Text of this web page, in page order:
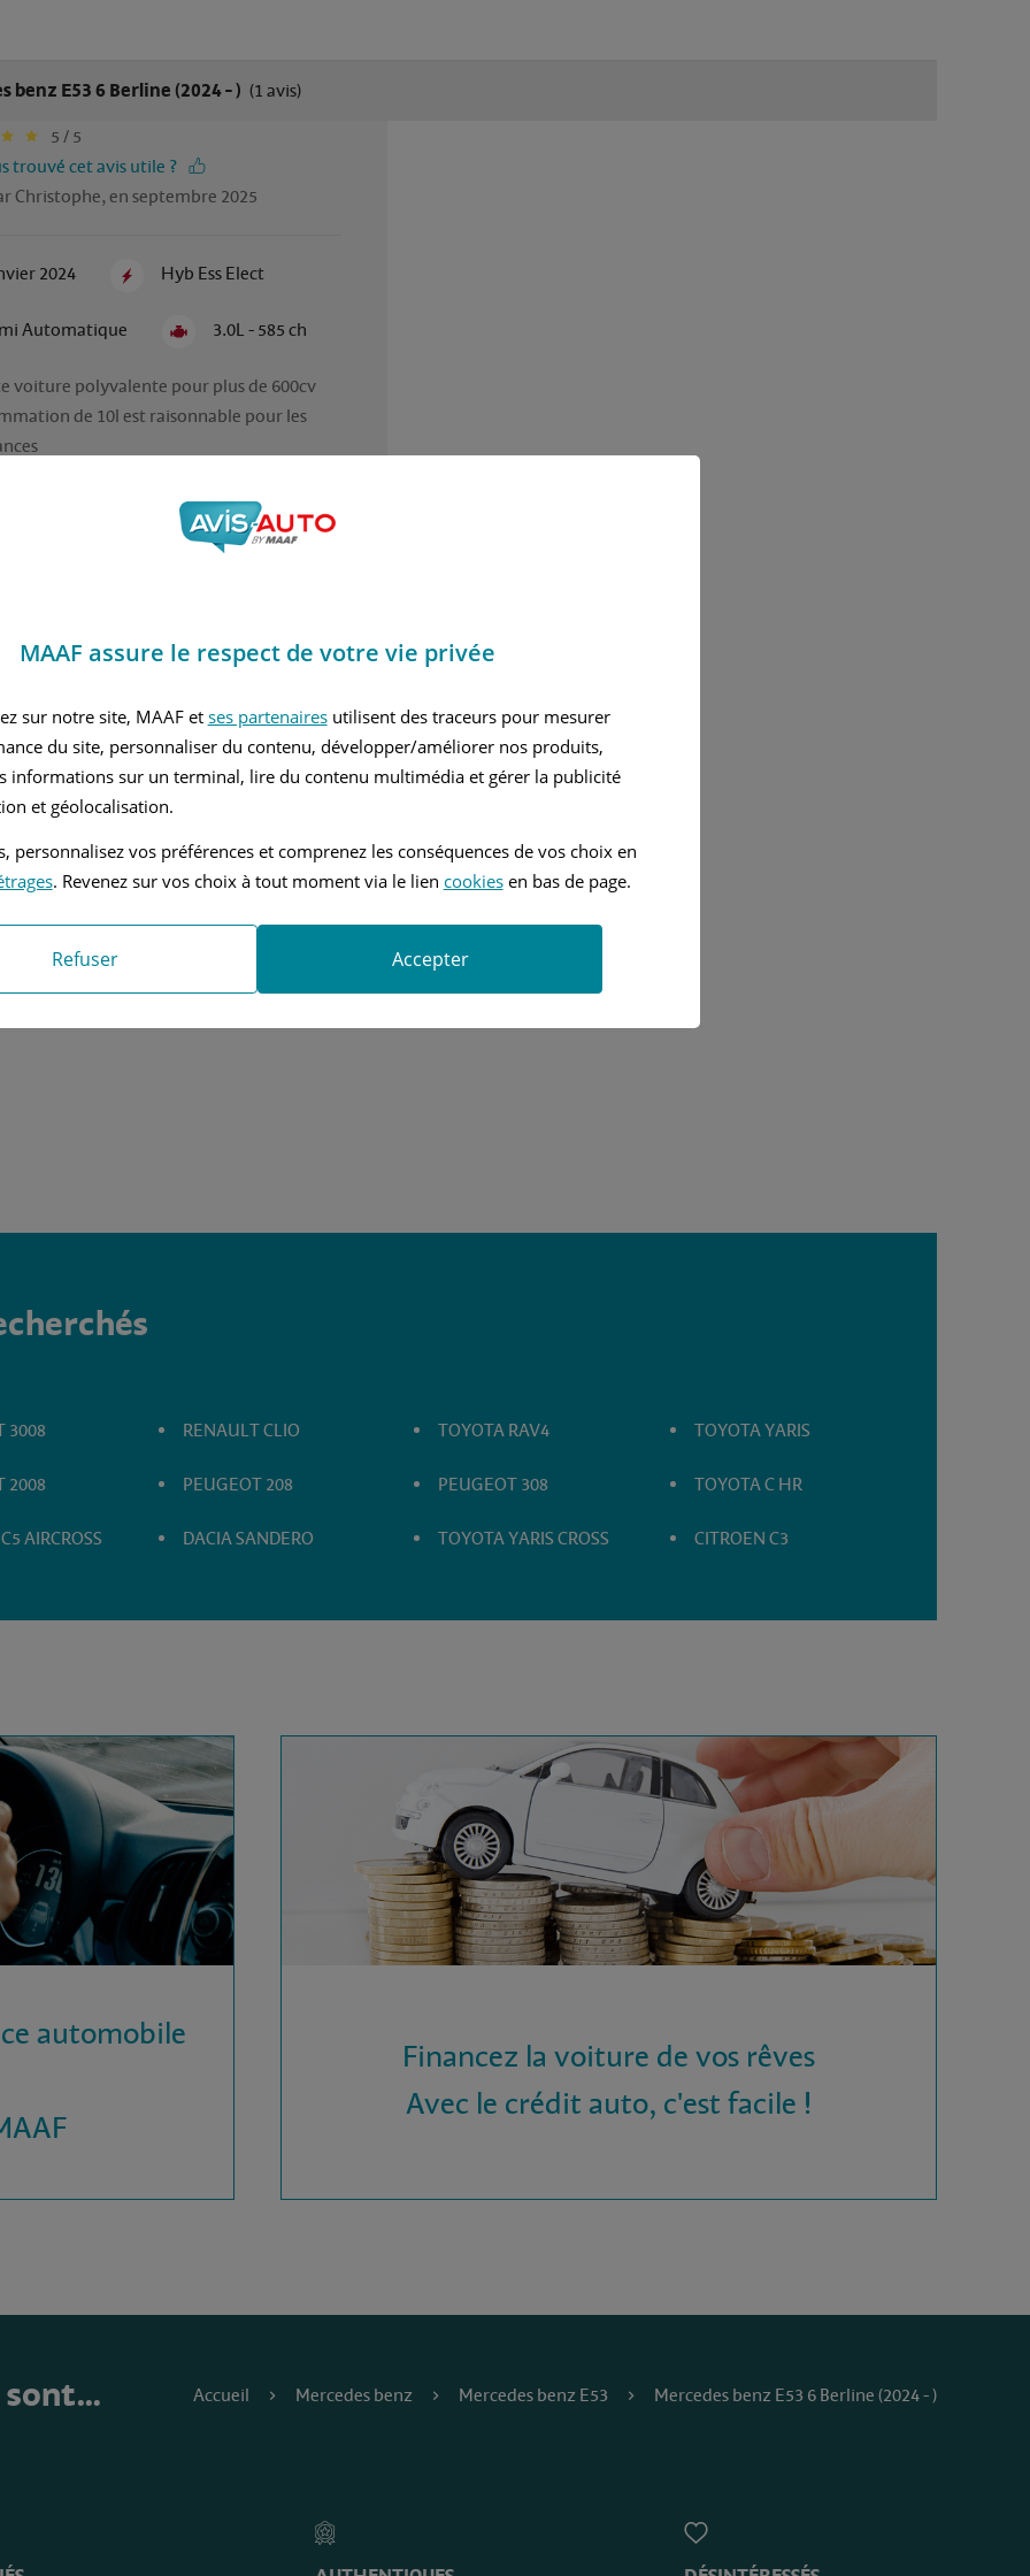
benz E53 6 Berline (2024 - ) (1 avis)
5 / 5
trouvé cet avis utile ?
Christophe, en septembre 2025
2024 Hyb Ess Elect
Automatique 3.0L - 585 ch
voiture polyvalente pour plus de 600cv
de 10l est raisonnable pour les
exceptionnel avec le double
route/freinage
3008
2008
AIRCROSS
RENAULT CLIO
PEUGEOT 208
DACIA SANDERO
TOYOTA RAV4
PEUGEOT 308
TOYOTA YARIS CROSS
TOYOTA YARIS
TOYOTA C HR
CITROEN C3
automobile
Financez la voiture de vos rêves
Avec le crédit auto, c'est facile !
sont… Accueil Mercedes benz Mercedes benz E53 Mercedes benz E53 6 Berline (2024 - )
MAAF assure le respect de votre vie privée
sur notre site, MAAF et ses partenairesutilisent des traceurs pour mesurer
du site, personnaliser du contenu, développer/améliorer nos produits,
informations sur un terminal, lire du contenu multimédia et gérer la publicité
et géolocalisation.
personnalisez vos préférences et comprenez les conséquences de vos choix en
. Revenez sur vos choix à tout moment via le lien cookiesen bas de page.
Refuser Accepter